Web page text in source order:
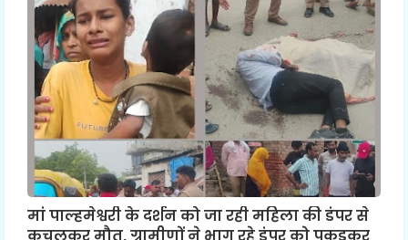
मां पाल्हमेश्वरी के दर्शन को जा रही महिला की डंपर से